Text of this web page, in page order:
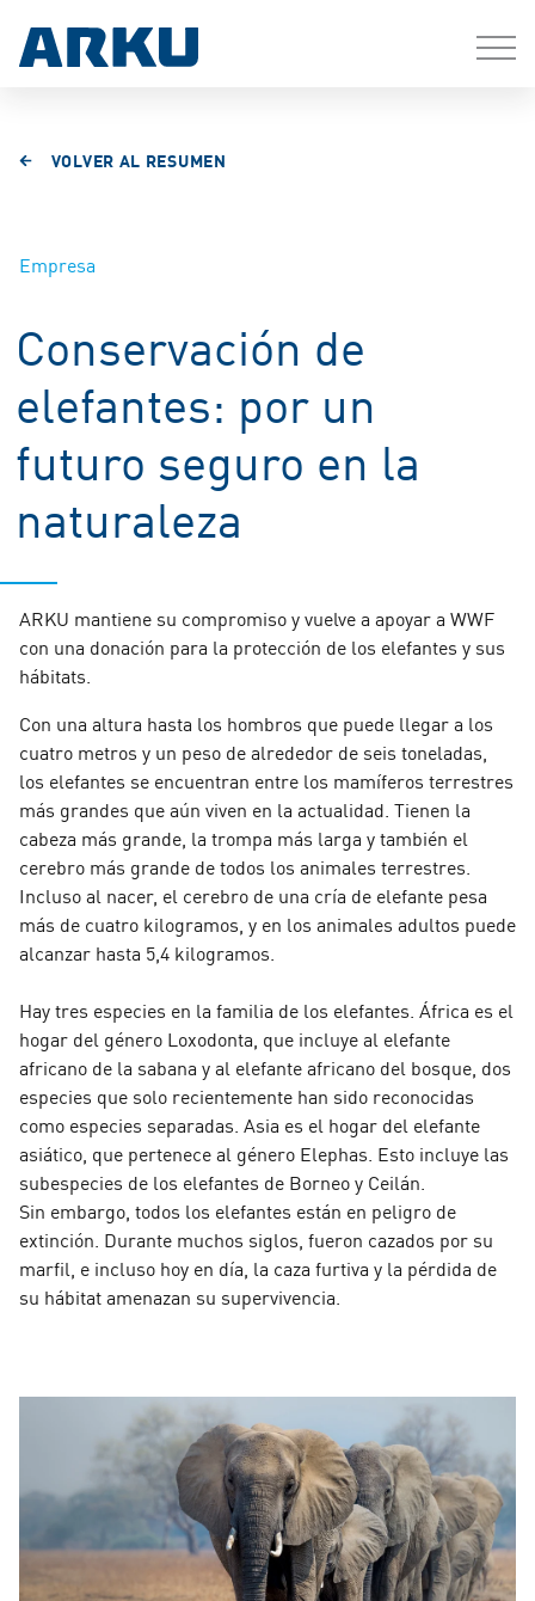
VOLVER AL RESUMEN
Empresa
Conservación de
elefantes: por un
futuro seguro en la
naturaleza
ARKU mantiene su compromiso y vuelve a apoyar a WWF
con una donación para la protección de los elefantes y sus
hábitats.
Con una altura hasta los hombros que puede llegar a los
cuatro metros y un peso de alrededor de seis toneladas,
los elefantes se encuentran entre los mamíferos terrestres
más grandes que aún viven en la actualidad. Tienen la
cabeza más grande, la trompa más larga y también el
cerebro más grande de todos los animales terrestres.
Incluso al nacer, el cerebro de una cría de elefante pesa
más de cuatro kilogramos, y en los animales adultos puede
alcanzar hasta 5,4 kilogramos.
Hay tres especies en la familia de los elefantes. África es el
hogar del género Loxodonta, que incluye al elefante
africano de la sabana y al elefante africano del bosque, dos
especies que solo recientemente han sido reconocidas
como especies separadas. Asia es el hogar del elefante
asiático, que pertenece al género Elephas. Esto incluye las
subespecies de los elefantes de Borneo y Ceilán.
Sin embargo, todos los elefantes están en peligro de
extinción. Durante muchos siglos, fueron cazados por su
marfil, e incluso hoy en día, la caza furtiva y la pérdida de
su hábitat amenazan su supervivencia.